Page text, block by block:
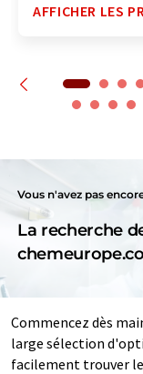
AFFICHER LES
Vous n'avez pas
La recherche
Commencez dès
large sélection
facilement trouver